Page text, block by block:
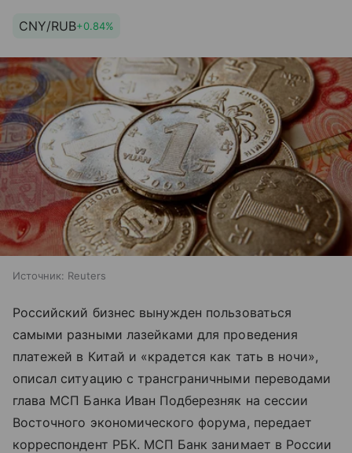
CNY/RUB+0.84%
Источник: Reuters
Российский бизнес вынужден пользоваться
самыми разными лазейками для проведения
платежей в Китай и «крадется как тать в ночи»,
описал ситуацию с трансграничными переводами
глава МСП Банка Иван Подберезняк на сессии
Восточного экономического форума, передает
корреспондент РБК. МСП Банк занимает в России